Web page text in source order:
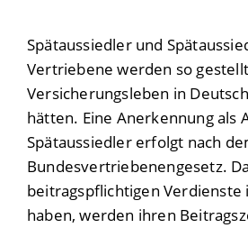
Spätaussiedler und
Vertriebene werden so
Versicherungsleben in
hätten. Eine Anerkennung als
Spätaussiedler erfolgt nach
Bundesvertriebenengesetz.
beitragspflichtigen Verdienste
haben, werden ihren